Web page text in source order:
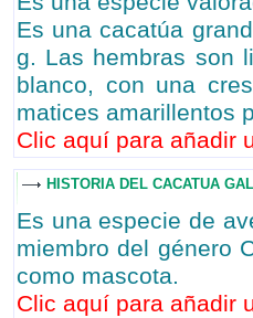
Es una cacatúa
g. Las hembras son
blanco, con una
matices amarillentos
Clic aquí para añadir
HISTORIA DEL CACATUA
Es una especie de
miembro del género
como mascota.
Clic aquí para añadir